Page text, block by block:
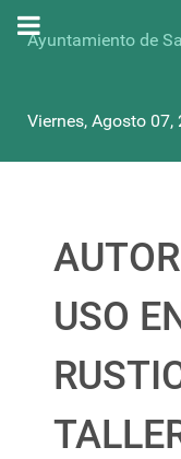
Ayuntamiento de
Viernes, Agosto 07,
USO